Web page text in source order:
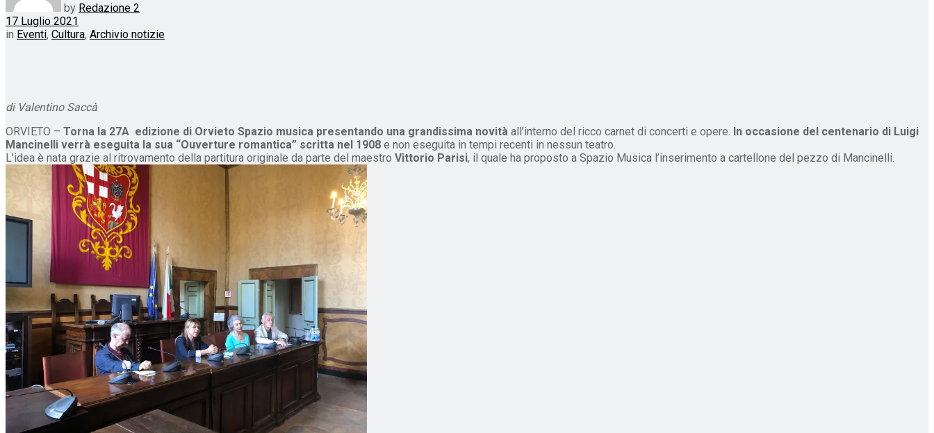
by Redazione 2
17 Luglio 2021
in Eventi, Cultura, Archivio notizie
di Valentino Saccà
ORVIETO – Torna la 27A edizione di Orvieto Spazio musica presentando una grandissima novità all’interno del ricco carnet di concerti e opere. In occasione del centenario di Luigi
Mancinelli verrà eseguita la sua “Ouverture romantica” scritta nel 1908 e non eseguita in tempi recenti in nessun teatro.
L’idea è nata grazie al ritrovamento della partitura originale da parte del maestro Vittorio Parisi, il quale ha proposto a Spazio Musica l’inserimento a cartellone del pezzo di Mancinelli.